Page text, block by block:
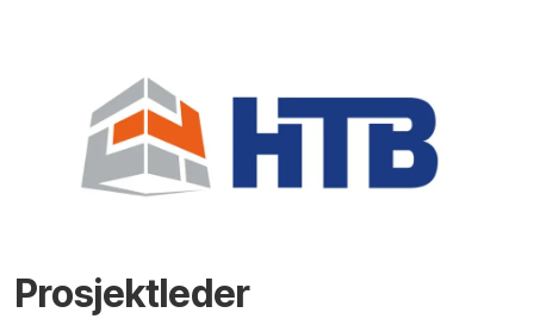
Prosjektleder